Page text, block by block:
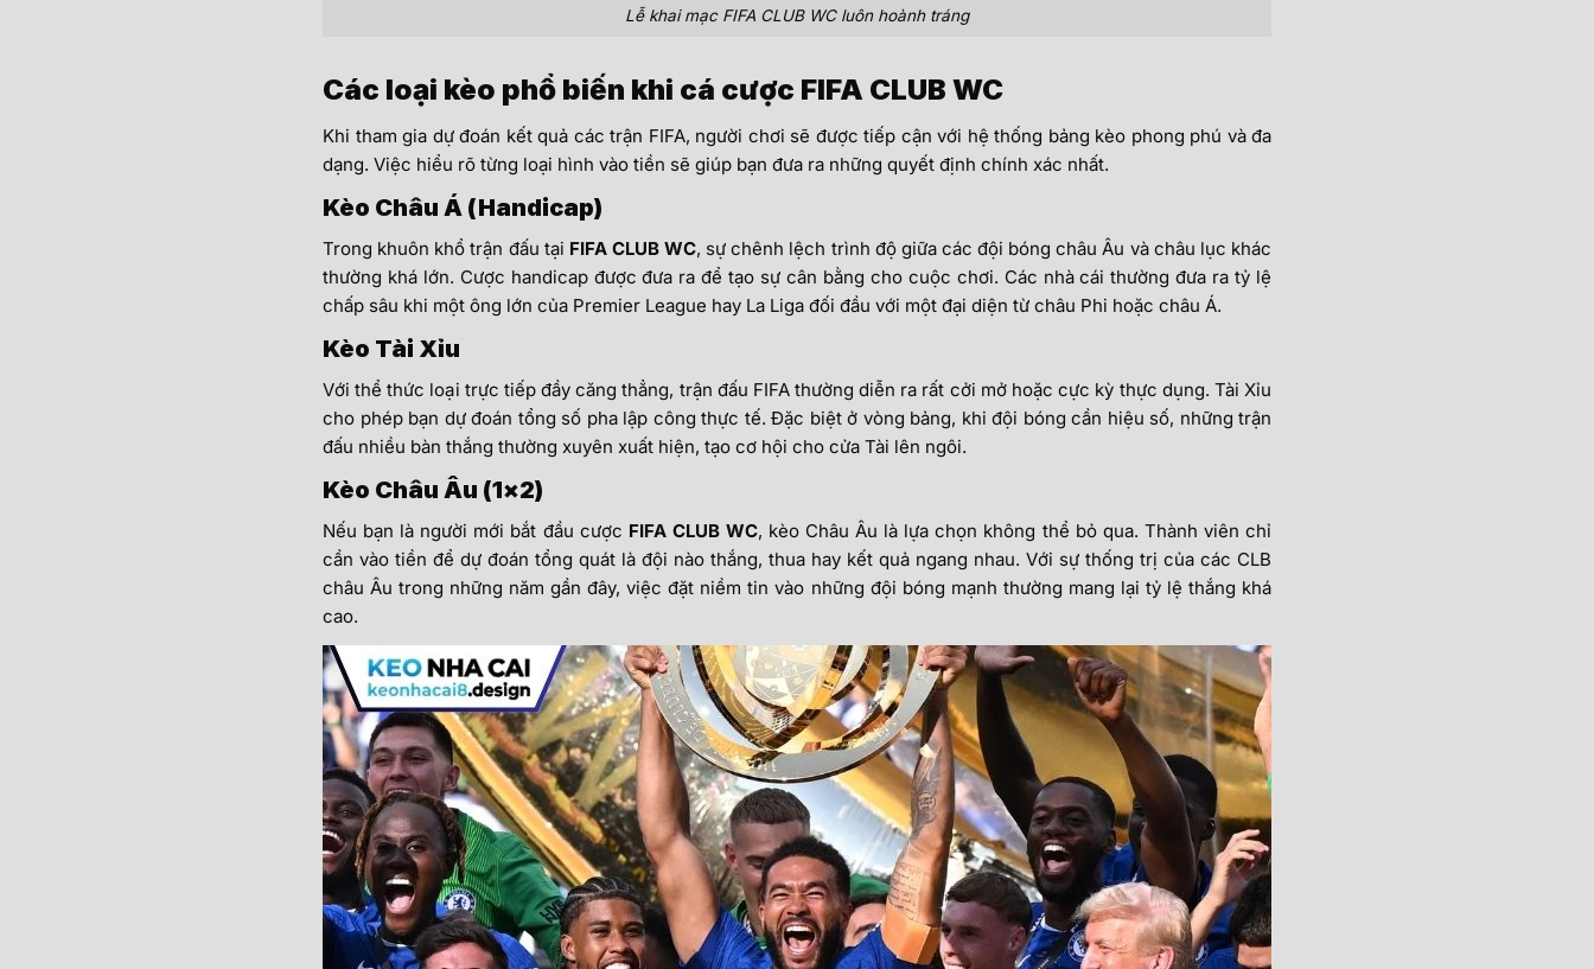
Lễ khai mạc FIFA CLUB WC luôn hoành tráng
Các loại kèo phổ biến khi cá cược FIFA CLUB WC
Khi tham gia dự đoán kết quả các trận FIFA, người chơi sẽ được tiếp cận với hệ thống bảng kèo phong phú và đa
dạng. Việc hiểu rõ từng loại hình vào tiền sẽ giúp bạn đưa ra những quyết định chính xác nhất.
Kèo Châu Á (Handicap)
Trong khuôn khổ trận đấu tại FIFA CLUB WC, sự chênh lệch trình độ giữa các đội bóng châu Âu và châu lục khác
thường khá lớn. Cược handicap được đưa ra để tạo sự cân bằng cho cuộc chơi. Các nhà cái thường đưa ra tỷ lệ
chấp sâu khi một ông lớn của Premier League hay La Liga đối đầu với một đại diện từ châu Phi hoặc châu Á.
Kèo Tài Xỉu
Với thể thức loại trực tiếp đầy căng thẳng, trận đấu FIFA thường diễn ra rất cởi mở hoặc cực kỳ thực dụng. Tài Xỉu
cho phép bạn dự đoán tổng số pha lập công thực tế. Đặc biệt ở vòng bảng, khi đội bóng cần hiệu số, những trận
đấu nhiều bàn thắng thường xuyên xuất hiện, tạo cơ hội cho cửa Tài lên ngôi.
Kèo Châu Âu (1×2)
Nếu bạn là người mới bắt đầu cược FIFA CLUB WC, kèo Châu Âu là lựa chọn không thể bỏ qua. Thành viên chỉ
cần vào tiền để dự đoán tổng quát là đội nào thắng, thua hay kết quả ngang nhau. Với sự thống trị của các CLB
châu Âu trong những năm gần đây, việc đặt niềm tin vào những đội bóng mạnh thường mang lại tỷ lệ thắng khá
cao.